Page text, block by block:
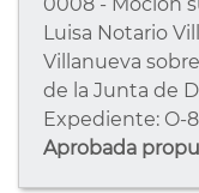
Luisa Notario
Villanueva
de la Junta de
Expediente: O-
Aprobada